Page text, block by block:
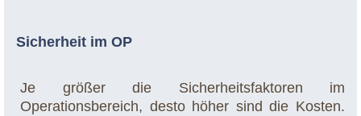
Sicherheit im OP
Je größer die Sicherheitsfaktoren im
Operationsbereich, desto höher sind die Kosten.